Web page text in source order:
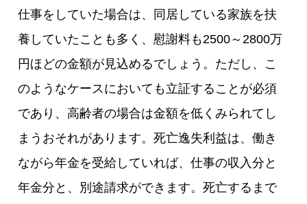
仕事をしていた場合は、同居している家族を扶
養していたことも多く、慰謝料も2500～2800万
円ほどの金額が見込めるでしょう。ただし、こ
のようなケースにおいても立証することが必須
であり、高齢者の場合は金額を低くみられてし
まうおそれがあります。死亡逸失利益は、働き
ながら年金を受給していれば、仕事の収入分と
年金分と、別途請求ができます。死亡するまで